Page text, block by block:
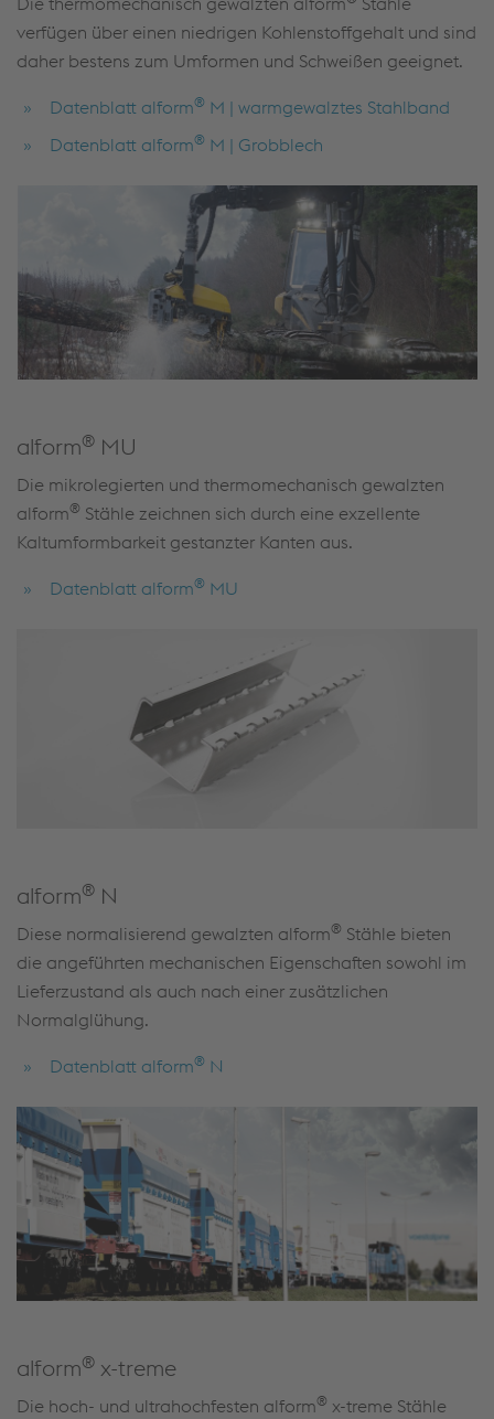
verfügen über einen niedrigen Kohlenstoffgehalt und sind
daher bestens zum Umformen und Schweißen geeignet.
Datenblatt alform® M | warmgewalztes Stahlband
Datenblatt alform® M | Grobblech
alform® MU
Die mikrolegierten und thermomechanisch gewalzten
alform® Stähle zeichnen sich durch eine exzellente
Kaltumformbarkeit gestanzter Kanten aus.
Datenblatt alform® MU
alform® N
Diese normalisierend gewalzten alform® Stähle bieten
die angeführten mechanischen Eigenschaften sowohl im
Lieferzustand als auch nach einer zusätzlichen
Normalglühung.
Datenblatt alform® N
alform® x-treme
Die hoch- und ultrahochfesten alform® x-treme Stähle